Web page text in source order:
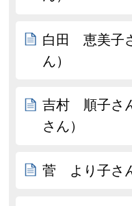
白田 恵美子
ん）
吉村 順子さ
さん）
菅 より子さ